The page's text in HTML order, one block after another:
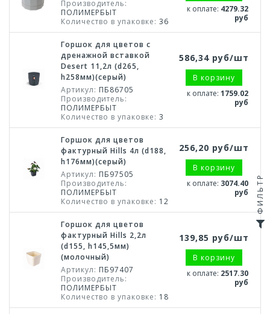
Производитель:
ПОЛИМЕРБЫТ
Количество в упаковке: 36
к оплате: 4279.32
руб
Горшок для цветов с
дренажной вставкой
Desert 11,2л (d265,
h258мм)(серый)
Артикул: ПБ86705
Производитель:
ПОЛИМЕРБЫТ
Количество в упаковке: 3
586,34 руб/шт
В корзину
к оплате: 1759.02
руб
Горшок для цветов
фактурный Hills 4л (d188,
h176мм)(серый)
Артикул: ПБ97505
Производитель:
ПОЛИМЕРБЫТ
Количество в упаковке: 12
256,20 руб/шт
В корзину
к оплате: 3074.40
руб
Горшок для цветов
фактурный Hills 2,2л
(d155, h145,5мм)
(молочный)
Артикул: ПБ97407
Производитель:
ПОЛИМЕРБЫТ
Количество в упаковке: 18
139,85 руб/шт
В корзину
к оплате: 2517.30
руб
ФИЛЬТР